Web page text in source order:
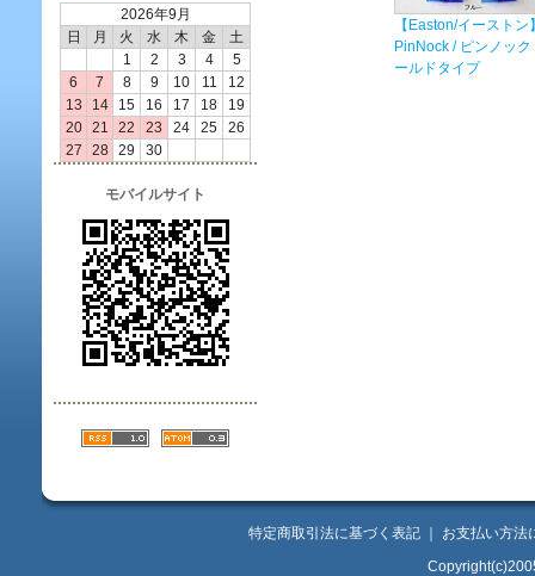
2026年9月
日
月 火 水 木 金
土
1
2 3 4
5
6
7 8 9 10 11
12
13
14 15 16 17 18
19
20
21 22 23 24 25
26
27
28 29 30
モバイルサイト
【Easton/イーストン
PinNock / ピンノッ
ールドタイプ
特定商取引法に基づく表記
お支払い方法